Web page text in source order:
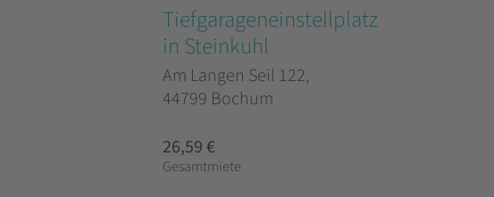
Tiefgarageneinstellplatz
in Steinkuhl
Am Langen Seil 122,
44799 Bochum
26,59 €
Gesamtmiete